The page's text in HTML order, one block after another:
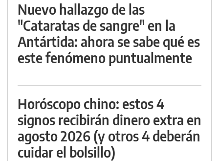
Nuevo hallazgo de las
"Cataratas de sangre" en la
Antártida: ahora se sabe qué es
este fenómeno puntualmente
Horóscopo chino: estos 4
signos recibirán dinero extra en
agosto 2026 (y otros 4 deberán
cuidar el bolsillo)